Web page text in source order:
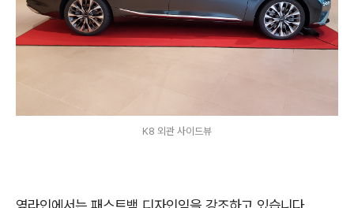
K8 외관 사이드뷰